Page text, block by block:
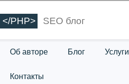
</PHP> SEO блог
Об авторе Блог Услуги
Контакты